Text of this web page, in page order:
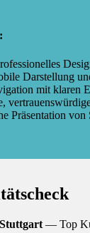
Darstellung
mit klaren
Präsentation von
— Top